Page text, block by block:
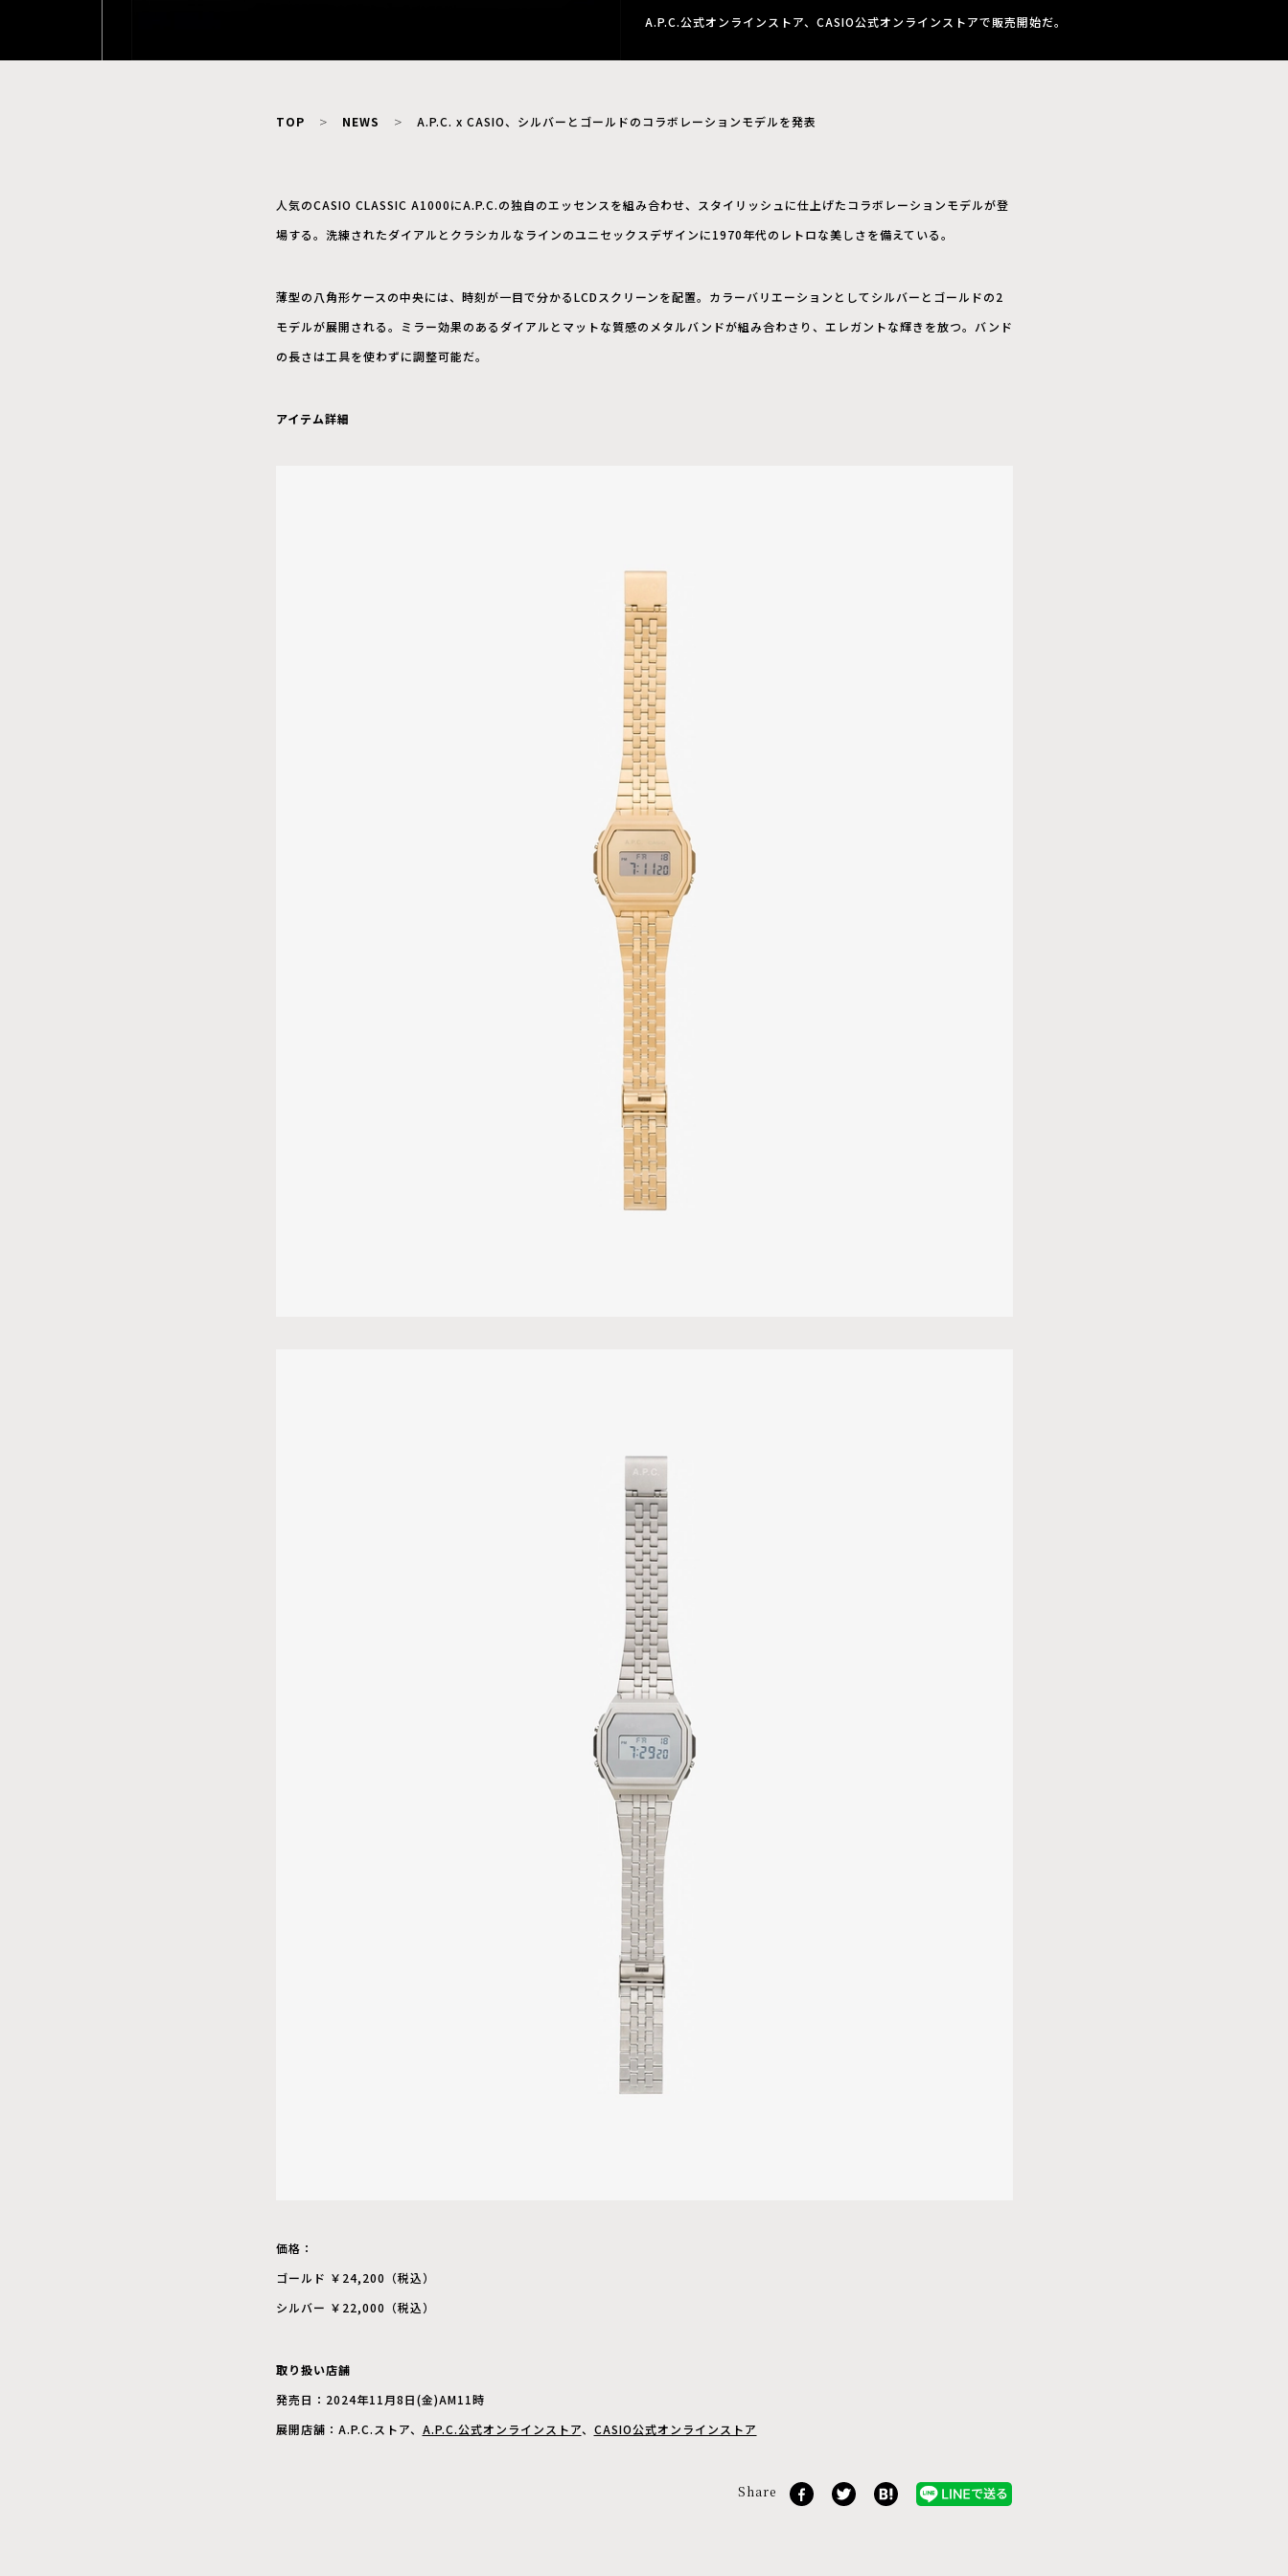
A.P.C.公式オンラインストア、CASIO公式オンラインストアで販売開始だ。
TOP NEWS A.P.C. x CASIO、シルバーとゴールドのコラボレーションモデルを発表
人気のCASIO CLASSIC A1000にA.P.C.の独自のエッセンスを組み合わせ、スタイリッシュに仕上げたコラボレーションモデルが登
場する。洗練されたダイアルとクラシカルなラインのユニセックスデザインに1970年代のレトロな美しさを備えている。
薄型の八角形ケースの中央には、時刻が一目で分かるLCDスクリーンを配置。カラーバリエーションとしてシルバーとゴールドの2
モデルが展開される。ミラー効果のあるダイアルとマットな質感のメタルバンドが組み合わさり、エレガントな輝きを放つ。バンド
の長さは工具を使わずに調整可能だ。
アイテム詳細
価格：
ゴールド ￥24,200（税込）
シルバー ￥22,000（税込）
取り扱い店舗
発売日：2024年11月8日(金)AM11時
展開店舗：A.P.C.ストア、 A.P.C.公式オンラインストア、 CASIO公式オンラインストア
Share